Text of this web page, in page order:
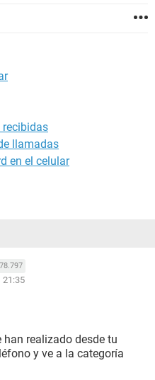
recibidas
llamadas
en el celular
21:35
realizado desde tu
y ve a la categoría